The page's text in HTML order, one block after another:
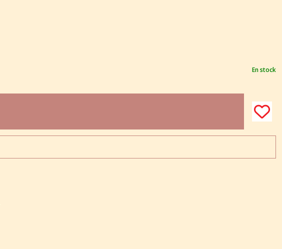
En stock